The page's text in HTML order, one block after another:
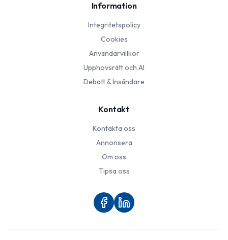
Information
Integritetspolicy
Cookies
Användarvillkor
Upphovsrätt och AI
Debatt & Insändare
Kontakt
Kontakta oss
Annonsera
Om oss
Tipsa oss